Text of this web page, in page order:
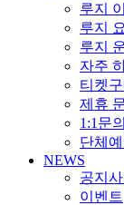
루지
루지
루지
자주
티켓구
제휴
1:1문의
단체
NEWS
공지
이벤트